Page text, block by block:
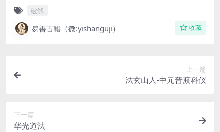
破解
易善古籍（微:yishanguji） 收藏
上一篇
法玄山人-中元普渡科仪
下一篇
华光道法